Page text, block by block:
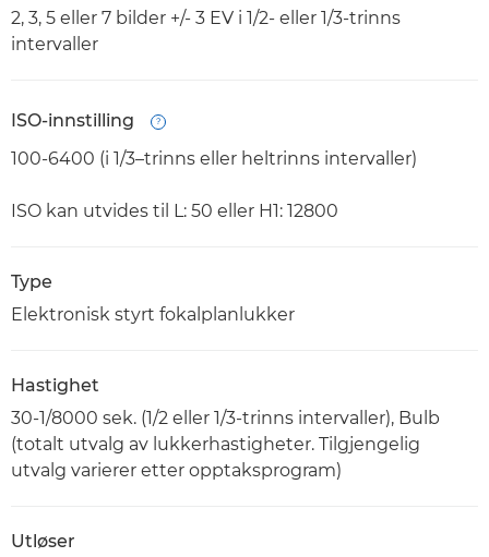
2, 3, 5 eller 7 bilder +/- 3 EV i 1/2- eller 1/3-trinns
intervaller
ISO-innstilling
Open
100-6400 (i 1/3–trinns eller heltrinns intervaller)
ISO kan utvides til L: 50 eller H1: 12800
Type
Elektronisk styrt fokalplanlukker
Hastighet
30-1/8000 sek. (1/2 eller 1/3-trinns intervaller), Bulb
(totalt utvalg av lukkerhastigheter. Tilgjengelig
utvalg varierer etter opptaksprogram)
Utløser